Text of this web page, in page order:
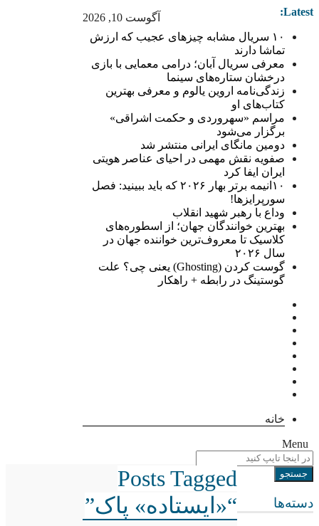
آگوست 10, 2026 Latest:
۱۰ سریال مشابه چیزهای عجیب که ارزش
تماشا دارند
معرفی سریال آبان؛ درامی معمایی با بازی
درخشان ستاره‌های سینما
زندگی‌نامه اروین یالوم و معرفی بهترین
کتاب‌های او
مراسم «سهروردی و حکمت اشراقی»
برگزار می‌شود
دومین مانگای ایرانی منتشر شد
صفویه نقش مهمی در احیای عناصر هویتی
ایران ایفا کرد
۱۰انیمه برتر بهار ۲۰۲۶ که باید ببینید: فصل
سورپرایزها!
وداع با رهبر شهید انقلاب
بهترین خوانندگان جهان؛ از اسطوره‌های
کلاسیک تا معروف‌ترین خواننده جهان در
سال ۲۰۲۶
گوست کردن (Ghosting) یعنی چی؟ علت
گوستینگ در رابطه + راهکار
خانه
Menu
دسته‌ها
Posts Tagged
“«ایستاده» پاک”